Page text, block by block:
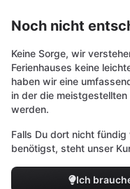
Noch nicht
Keine Sorge, wir
Ferienhauses keine
haben wir eine
in der die
werden.
Falls Du dort nicht
benötigst, steht unser
Ich